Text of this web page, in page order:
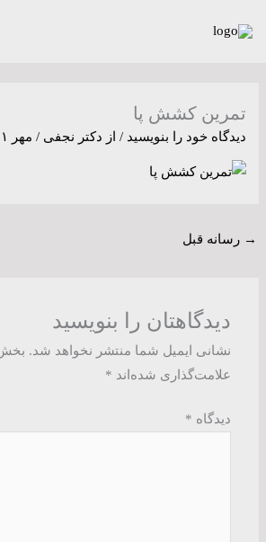
تمرین کشش پا
دیدگاه‌ خود را بنویسید / از دکتر نجفی/ مهر ۱۱, ۱۴۰۳
→ رسانه قبل
دیدگاهتان را بنویسید
نشانی ایمیل شما منتشر نخواهد شد.
علامت‌گذاری شده‌اند *
دیدگاه *